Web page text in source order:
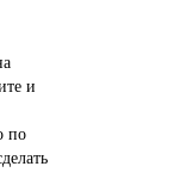
и
по